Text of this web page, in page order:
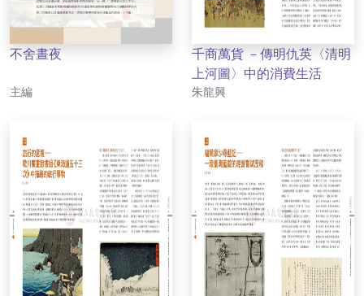
不舍晝夜
作者
主編
千商萬貨 －傳明仇英〈清明
上河圖〉中的消費生活
作者
朱龍興